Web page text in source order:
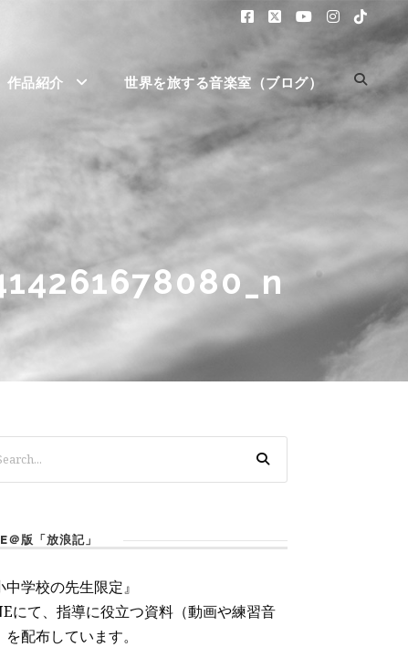
作品紹介 世界を旅する音楽室（ブログ）
＠版「放浪記」
中学校の先生限定』
にて、指導に役立つ資料（動画や練習音
を配布しています。